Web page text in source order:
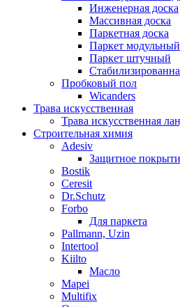
Инженерная доска
Массивная доска
Паркетная доска
Паркет модульный
Паркет штучный
Пробковый пол
Wicanders
Трава искусственная
Трава искусственная
Строительная химия
Adesiv
Защитное
Bostik
Ceresit
Dr.Schutz
Forbo
Для паркета
Pallmann, Uzin
Intertool
Kiilto
Масло
Mapei
Multifix